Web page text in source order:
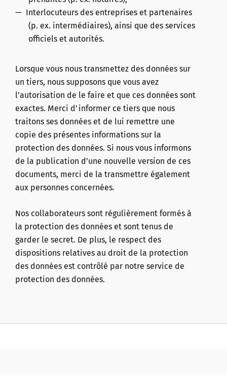
Interlocuteurs des entreprises et partenaires
(p. ex. intermédiaires), ainsi que des services
officiels et autorités.
Lorsque vous nous transmettez des données sur
un tiers, nous supposons que vous avez
l’autorisation de le faire et que ces données sont
exactes. Merci d’informer ce tiers que nous
traitons ses données et de lui remettre une
copie des présentes informations sur la
protection des données. Si nous vous informons
de la publication d’une nouvelle version de ces
documents, merci de la transmettre également
aux personnes concernées.
Nos collaborateurs sont régulièrement formés à
la protection des données et sont tenus de
garder le secret. De plus, le respect des
dispositions relatives au droit de la protection
des données est contrôlé par notre service de
protection des données.